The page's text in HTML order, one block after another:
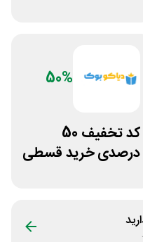
50%
کد تخفیف 50
درصدی خرید قسطی